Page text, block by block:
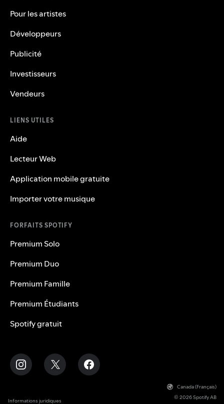
Pour les artistes
Développeurs
Publicité
Investisseurs
Vendeurs
LIENS UTILES
Aide
Lecteur Web
Application mobile gratuite
Importer votre musique
FORFAITS SPOTIFY
Premium Solo
Premium Duo
Premium Famille
Premium Étudiants
Spotify gratuit
Canada (Français)
Informations juridiques
© 2026 Spotify AB